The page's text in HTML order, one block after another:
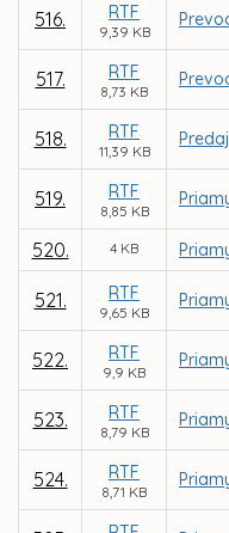
516. RTF
9,39 KB
517. RTF
8,73 KB
518. RTF
11,39 KB
519. RTF
8,85 KB
520. 4 KB
521. RTF
9,65 KB
522. RTF
9,9 KB
523. RTF
8,79 KB
524. RTF
8,71 KB